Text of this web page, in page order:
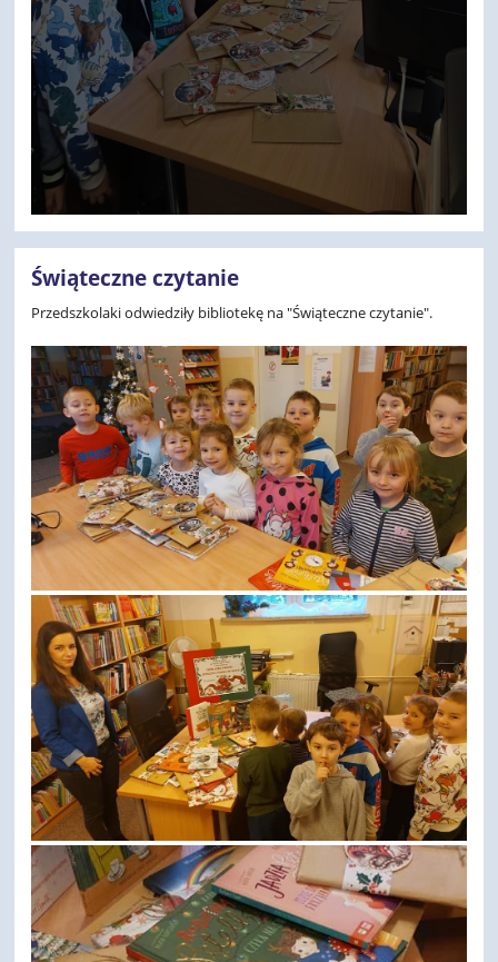
Świąteczne czytanie
Przedszkolaki odwiedziły bibliotekę na "Świąteczne czytanie".